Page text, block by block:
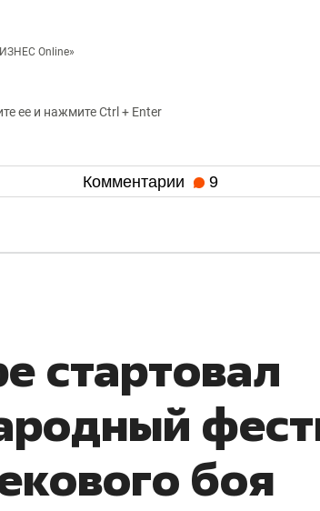
Online»
ее и нажмите Ctrl + Enter
Комментарии 9
стартовал
боя